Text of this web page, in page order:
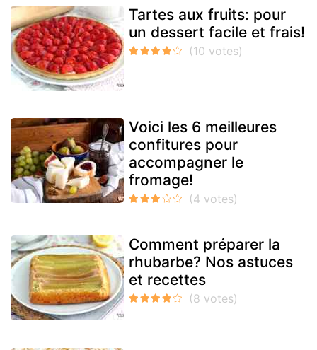
Tartes aux fruits: pour
un dessert facile et frais!
Voici les 6 meilleures
confitures pour
accompagner le
fromage!
Comment préparer la
rhubarbe? Nos astuces
et recettes